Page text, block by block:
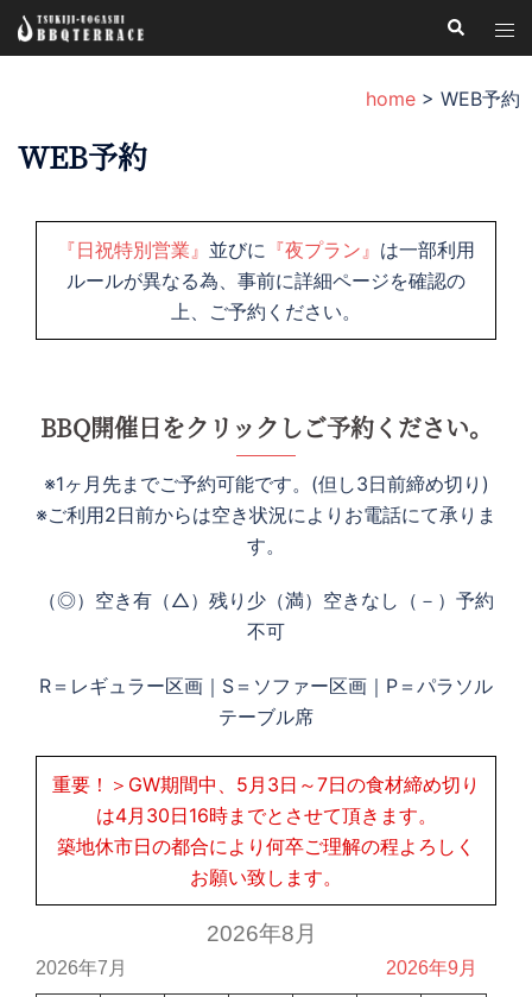
検
索
ト
グ
ル
home > WEB予約
WEB予約
『日祝特別営業』 並びに 『夜プラン』 は一部利用
ルールが異なる為、事前に詳細ページを確認の
上、ご予約ください。
BBQ開催日をクリックしご予約ください。
※1ヶ月先までご予約可能です。(但し3日前締め切り)
※ご利用2日前からは空き状況によりお電話にて承りま
す。
（◎）空き有（△）残り少（満）空きなし（－）予約
不可
R＝レギュラー区画｜S＝ソファー区画｜P＝パラソル
テーブル席
重要！＞GW期間中、5月3日～7日の食材締め切り
は4月30日16時までとさせて頂きます。
築地休市日の都合により何卒ご理解の程よろしく
お願い致します。
2026年8月
2026年7月 2026年9月